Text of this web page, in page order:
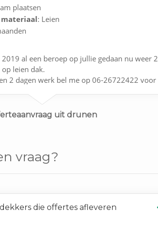
plaatsen
: Leien
al een beroep op jullie gedaan nu weer 2
leien dak.
2 dagen werk bel me op 06-26722422 voor
uit drunen
vraag?
die offertes afleveren